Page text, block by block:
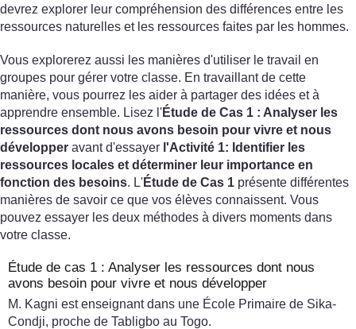
devrez explorer leur compréhension des différences entre les
ressources naturelles et les ressources faites par les hommes.
Vous explorerez aussi les manières d'utiliser le travail en
groupes pour gérer votre classe. En travaillant de cette
manière, vous pourrez les aider à partager des idées et à
apprendre ensemble. Lisez l'Étude de Cas 1 : Analyser les
ressources dont nous avons besoin pour vivre et nous
développer avant d'essayer l'Activité 1: Identifier les
ressources locales et déterminer leur importance en
fonction des besoins. L'Étude de Cas 1 présente différentes
manières de savoir ce que vos élèves connaissent. Vous
pouvez essayer les deux méthodes à divers moments dans
votre classe.
Étude de cas 1 : Analyser les ressources dont nous
avons besoin pour vivre et nous développer
M. Kagni est enseignant dans une École Primaire de Sika-
Condji, proche de Tabligbo au Togo.